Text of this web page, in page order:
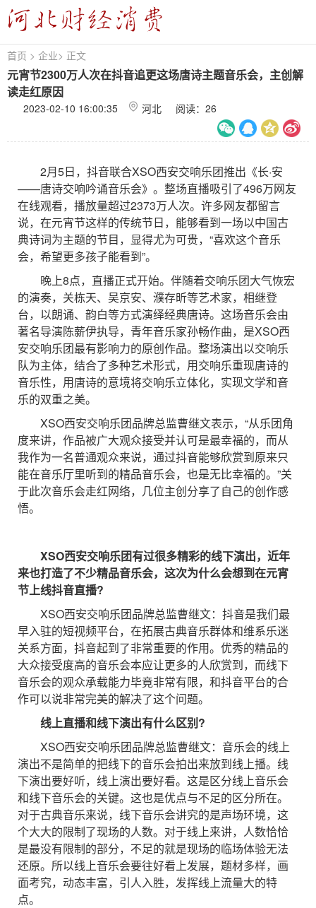
首页 > 企业> 正文
元宵节2300万人次在抖音追更这场唐诗主题音乐会，主创解
读走红原因
2023-02-10 16:00:35 河北 阅读： 26
2月5日，抖音联合XSO西安交响乐团推出《长·安
——唐诗交响吟诵音乐会》。整场直播吸引了496万网友
在线观看，播放量超过2373万人次。许多网友都留言
说，在元宵节这样的传统节日，能够看到一场以中国古
典诗词为主题的节目，显得尤为可贵，“喜欢这个音乐
会，希望更多孩子能看到”。
晚上8点，直播正式开始。伴随着交响乐团大气恢宏
的演奏，关栋天、吴京安、濮存昕等艺术家，相继登
台，以朗诵、韵白等方式演绎经典唐诗。这场音乐会由
著名导演陈薪伊执导，青年音乐家孙畅作曲，是XSO西
安交响乐团最有影响力的原创作品。整场演出以交响乐
队为主体，结合了多种艺术形式，用交响乐重现唐诗的
音乐性，用唐诗的意境将交响乐立体化，实现文学和音
乐的双重之美。
XSO西安交响乐团品牌总监曹继文表示，“从乐团角
度来讲，作品被广大观众接受并认可是最幸福的，而从
我作为一名普通观众来说，通过抖音能够欣赏到原来只
能在音乐厅里听到的精品音乐会，也是无比幸福的。”关
于此次音乐会走红网络，几位主创分享了自己的创作感
悟。
XSO西安交响乐团有过很多精彩的线下演出，近年
来也打造了不少精品音乐会，这次为什么会想到在元宵
节上线抖音直播?
XSO西安交响乐团品牌总监曹继文：抖音是我们最
早入驻的短视频平台，在拓展古典音乐群体和维系乐迷
关系方面，抖音起到了非常重要的作用。优秀的精品的
大众接受度高的音乐会本应让更多的人欣赏到，而线下
音乐会的观众承载能力毕竟非常有限，和抖音平台的合
作可以说非常完美的解决了这个问题。
线上直播和线下演出有什么区别?
XSO西安交响乐团品牌总监曹继文：音乐会的线上
演出不是简单的把线下的音乐会拍出来放到线上播。线
下演出要好听，线上演出要好看。这是区分线上音乐会
和线下音乐会的关键。这也是优点与不足的区分所在。
对于古典音乐来说，线下音乐会讲究的是声场环境，这
个大大的限制了现场的人数。对于线上来讲，人数恰恰
是最没有限制的部分，不足的就是现场的临场体验无法
还原。所以线上音乐会要往好看上发展，题材多样，画
面考究，动态丰富，引人入胜，发挥线上流量大的特
点。